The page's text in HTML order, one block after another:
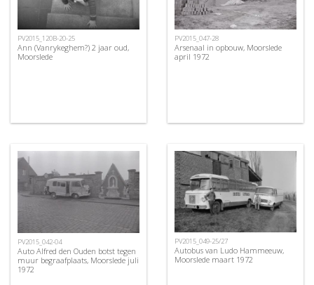
PV2015_120B-20-25
Ann (Vanrykeghem?) 2 jaar oud,
Moorslede
PV2015_047-28
Arsenaal in opbouw, Moorslede
april 1972
PV2015_042-04
Auto Alfred den Ouden botst tegen
muur begraafplaats, Moorslede juli
1972
PV2015_049-25/27
Autobus van Ludo Hammeeuw,
Moorslede maart 1972